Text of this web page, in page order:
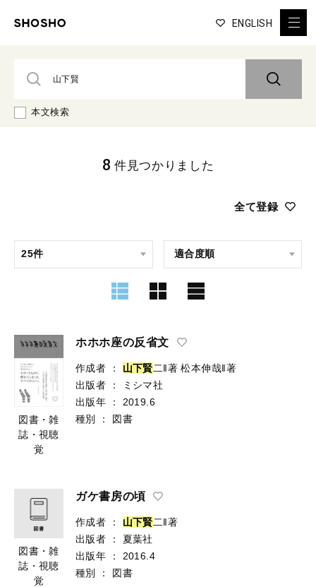
ENGLISH
本文検索
全て登録
8 件見つかりました
図書・雑
誌・視聴
覚
ホホホ座の反省文
作成者 ： 山下賢二‖著 松本伸哉‖著
出版者
：
ミシマ社
出版年
：
2019.6
種別
： 図書
図書・雑
誌・視聴
覚
ガケ書房の頃
作成者 ： 山下賢二‖著
出版者
：
夏葉社
出版年
：
2016.4
種別
： 図書